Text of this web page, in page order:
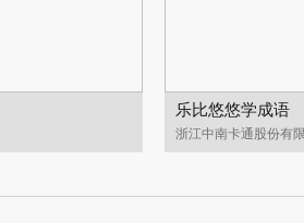
乐比悠悠学成语
浙江中南卡通股份有